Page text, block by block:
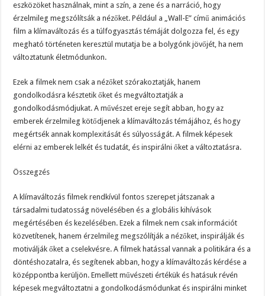
eszközöket használnak, mint a szín, a zene és a narráció, hogy
érzelmileg megszólítsák a nézőket. Például a „Wall-E” című animációs
film a klímaváltozás és a túlfogyasztás témáját dolgozza fel, és egy
megható történeten keresztül mutatja be a bolygónk jövőjét, ha nem
változtatunk életmódunkon.
Ezek a filmek nem csak a nézőket szórakoztatják, hanem
gondolkodásra késztetik őket és megváltoztatják a
gondolkodásmódjukat. A művészet ereje segít abban, hogy az
emberek érzelmileg kötődjenek a klímaváltozás témájához, és hogy
megértsék annak komplexitását és súlyosságát. A filmek képesek
elérni az emberek lelkét és tudatát, és inspirálni őket a változtatásra.
Összegzés
A klímaváltozás filmek rendkívül fontos szerepet játszanak a
társadalmi tudatosság növelésében és a globális kihívások
megértésében és kezelésében. Ezek a filmek nem csak információt
közvetítenek, hanem érzelmileg megszólítják a nézőket, inspirálják és
motiválják őket a cselekvésre. A filmek hatással vannak a politikára és a
döntéshozatalra, és segítenek abban, hogy a klímaváltozás kérdése a
középpontba kerüljön. Emellett művészeti értékük és hatásuk révén
képesek megváltoztatni a gondolkodásmódunkat és inspirálni minket